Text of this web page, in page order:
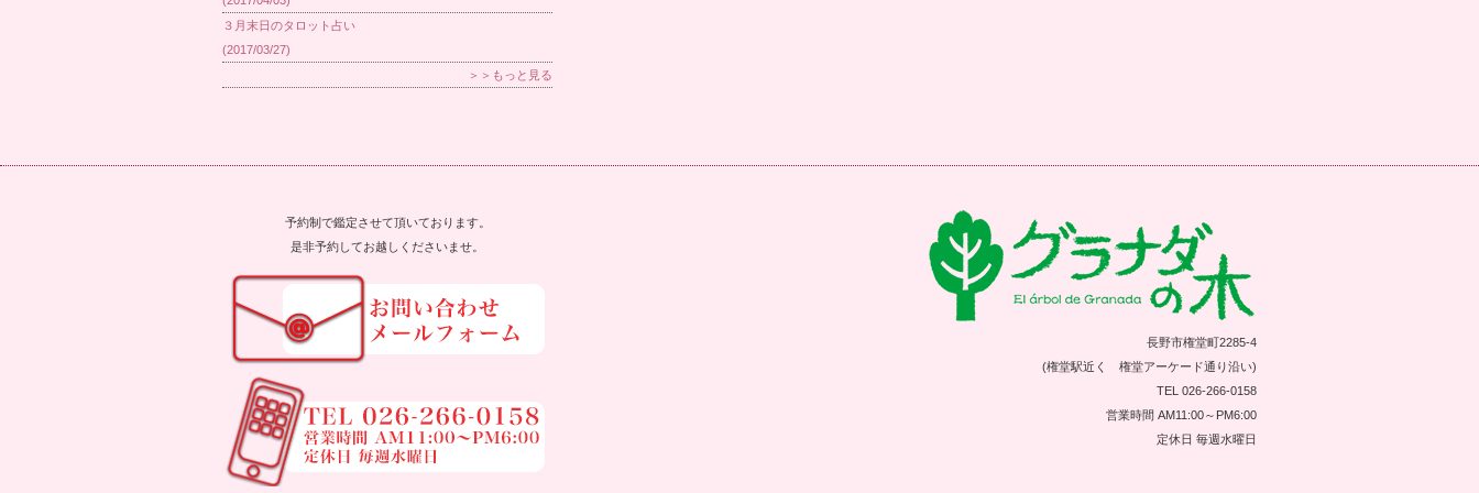
３月末日のタロット占い
(2017/03/27)
＞＞もっと見る
予約制で鑑定させて頂いております。
是非予約してお越しくださいませ。
長野市権堂町2285-4
(権堂駅近く 権堂アーケード通り沿い)
TEL 026-266-0158
営業時間 AM11:00～PM6:00
定休日 毎週水曜日